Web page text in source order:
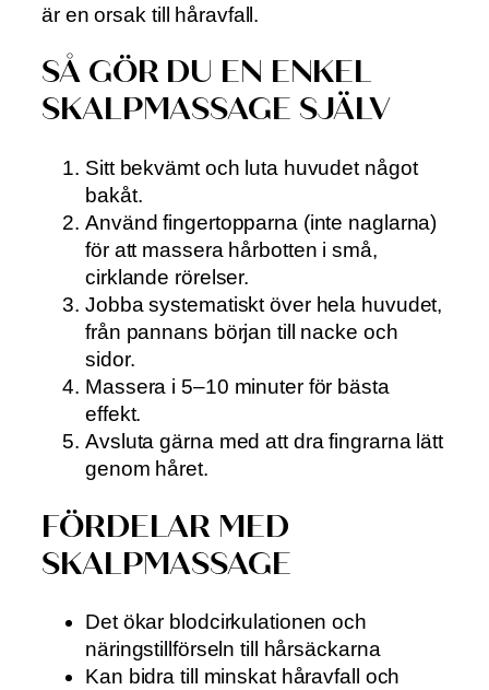
är en orsak till håravfall.
SÅ GÖR DU EN ENKEL
SKALPMASSAGE SJÄLV
Sitt bekvämt och luta huvudet något
bakåt.
Använd fingertopparna (inte naglarna)
för att massera hårbotten i små,
cirklande rörelser.
Jobba systematiskt över hela huvudet,
från pannans början till nacke och
sidor.
Massera i 5–10 minuter för bästa
effekt.
Avsluta gärna med att dra fingrarna lätt
genom håret.
FÖRDELAR MED
SKALPMASSAGE
Det ökar blodcirkulationen och
näringstillförseln till hårsäckarna
Kan bidra till minskat håravfall och